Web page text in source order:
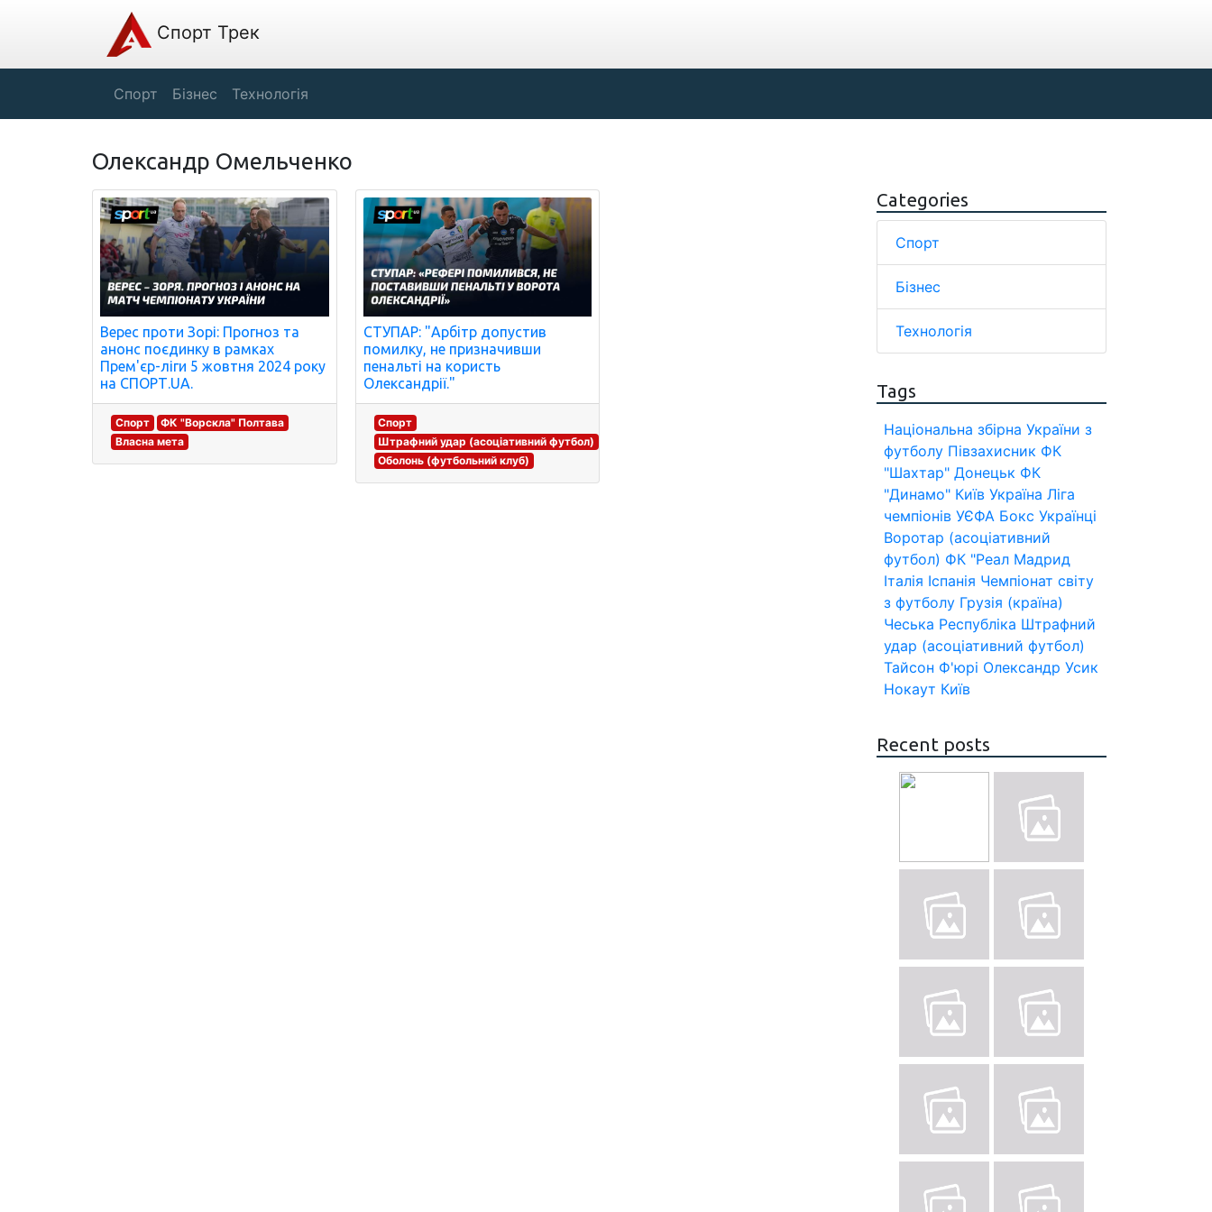
Спорт Трек
Спорт Бізнес Технологія
Олександр Омельченко
Верес проти Зорі: Прогноз та
анонс поєдинку в рамках
Прем'єр-ліги 5 жовтня 2024 року
на СПОРТ.UA.
Спорт
ФК "Ворскла" Полтава
Власна мета
СТУПАР: "Арбітр допустив
помилку, не призначивши
пенальті на користь
Олександрії."
Спорт
Штрафний удар (асоціативний футбол)
Оболонь (футбольний клуб)
Categories
Спорт
Бізнес
Технологія
Tags
Національна збірна України з
футболу Півзахисник ФК
"Шахтар" Донецьк ФК
"Динамо" Київ Україна Ліга
чемпіонів УЄФА Бокс Українці
Воротар (асоціативний
футбол) ФК "Реал Мадрид
Італія Іспанія Чемпіонат світу
з футболу Грузія (країна)
Чеська Республіка Штрафний
удар (асоціативний футбол)
Тайсон Ф'юрі Олександр Усик
Нокаут Київ
Recent posts